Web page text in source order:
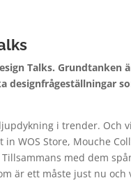
Talks. Grundtanken
designfrågeställningar
i trender. Och
WOS Store, Mouche
med dem
är ett måste just nu och